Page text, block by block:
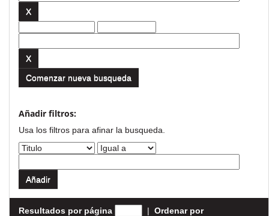
Comenzar nueva busqueda
Añadir filtros:
Usa los filtros para afinar la busqueda.
Resultados por página | Ordenar por